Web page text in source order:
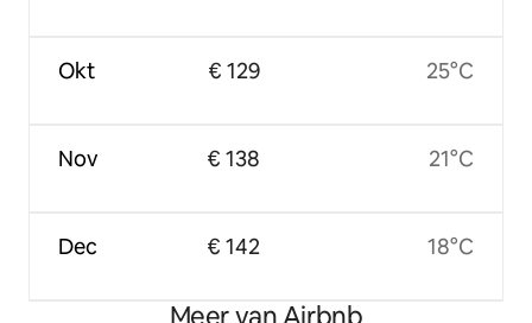
Okt
Nov
Dec
€ 129
€ 138
€ 142
25°C
21°C
18°C